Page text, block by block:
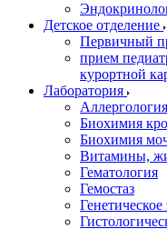
Детское отделение
Первичный
прием
курортной
Лаборатория
Аллергология
Биохимия
Биохимия
Витамины,
Гематология
Гемостаз